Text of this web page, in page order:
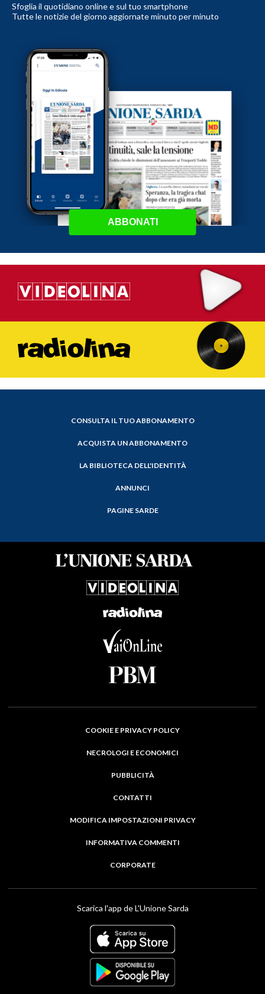
Sfoglia il quotidiano online e sul tuo smartphone
Tutte le notizie del giorno aggiornate minuto per minuto
ABBONATI
CONSULTA IL TUO ABBONAMENTO
ACQUISTA UN ABBONAMENTO
LA BIBLIOTECA DELL'IDENTITÀ
ANNUNCI
PAGINE SARDE
COOKIE E PRIVACY POLICY
NECROLOGI E ECONOMICI
PUBBLICITÀ
CONTATTI
MODIFICA IMPOSTAZIONI PRIVACY
INFORMATIVA COMMENTI
CORPORATE
Scarica l'app de L'Unione Sarda